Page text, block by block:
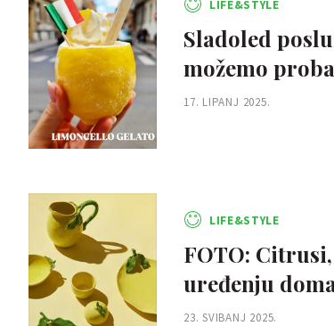
LIFE&STYLE
Sladoled
možemo
17. LIPANJ 2025.
LIFE&STYLE
FOTO:
uređenju
23. SVIBANJ 2025.